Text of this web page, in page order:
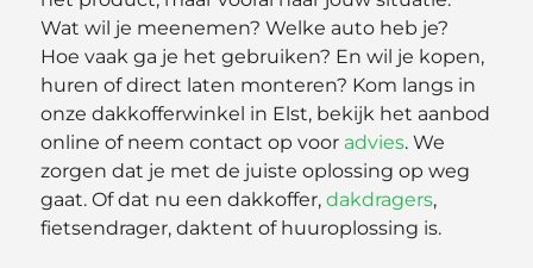
Wat wil je meenemen? Welke auto heb je?
Hoe vaak ga je het gebruiken? En wil je kopen,
huren of direct laten monteren? Kom langs in
onze dakkofferwinkel in Elst, bekijk het aanbod
online of neem contact op voor advies. We
zorgen dat je met de juiste oplossing op weg
gaat. Of dat nu een dakkoffer,dakdragers,
fietsendrager, daktent of huuroplossing is.